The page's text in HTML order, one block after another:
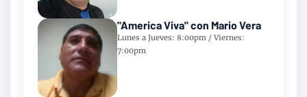
"America Viva" con Mario Vera
Lunes a Jueves: 8:00pm / Viernes:
7:00pm